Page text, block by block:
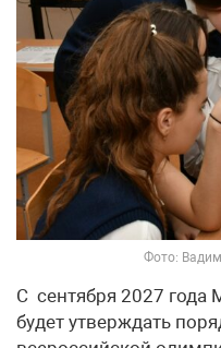
Фото:
С сентября 2027
будет утверждать